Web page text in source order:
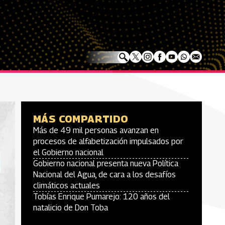
MÁS COMPARTIDO
Más de 49 mil personas avanzan en
procesos de alfabetización impulsados por
el Gobierno nacional
Gobierno nacional presenta nueva Política
Nacional del Agua, de cara a los desafíos
climáticos actuales
Tobías Enrique Pumarejo: 120 años del
natalicio de Don Toba